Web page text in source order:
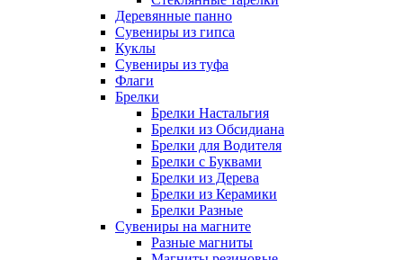
Деревянные панно
Сувениры из гипса
Куклы
Сувениры из туфа
Флаги
Брелки
Брелки Настальгия
Брелки из Обсидиана
Брелки для Водителя
Брелки с Буквами
Брелки из Дерева
Брелки из Керамики
Брелки Разные
Сувениры на магните
Разные магниты